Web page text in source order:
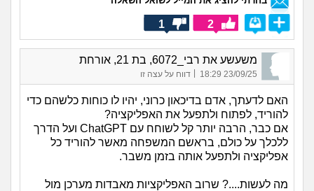
2
1
משעשע את רבי_6072, בת 21, אורחת
23/09/25 18:29
| דווח על עצה זו
האם לדעתך, אדם בדיכאון כרוני, יהיו לו כוחות כלשהם כדי
להוריד, לפתוח ולתפעל את האפליקציה?
אם כבר, הרבה יותר קל לשוחח עם ChatGPT ועל הדרך
ללכלך על כולם, בראשם המשפחה מאשר להוריד כל
אפליקציה ולתפעל אותה בזמן משבר.
מה לעשות....? שרוב האפליקציות מאבדות מערכן מול